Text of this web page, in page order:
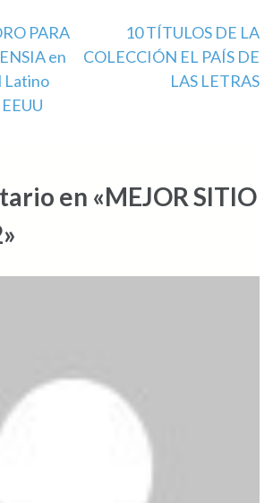
PARA
en
Latino
10 TÍTULOS DE LA
COLECCIÓN EL PAÍS DE
LAS LETRAS
en «MEJOR SITIO